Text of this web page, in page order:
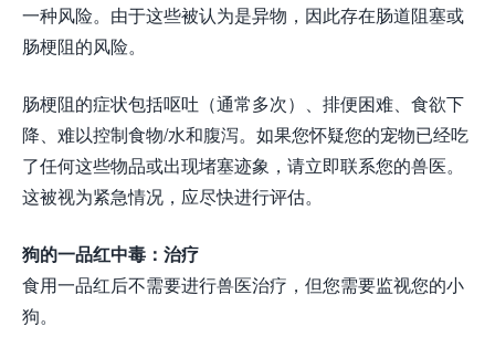
一种风险。由于这些被认为是异物，因此存在肠道阻塞或
肠梗阻的风险。
肠梗阻的症状包括呕吐（通常多次）、排便困难、食欲下
降、难以控制食物/水和腹泻。如果您怀疑您的宠物已经吃
了任何这些物品或出现堵塞迹象，请立即联系您的兽医。
这被视为紧急情况，应尽快进行评估。
狗的一品红中毒：治疗
食用一品红后不需要进行兽医治疗，但您需要监视您的小
狗。